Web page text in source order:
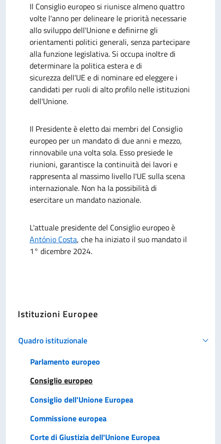
Il Consiglio europeo si riunisce almeno quattro
volte l'anno per delineare le priorità necessarie
allo sviluppo dell'Unione e definirne gli
orientamenti politici generali, senza partecipare
alla funzione legislativa. Si occupa inoltre di
determinare la politica estera e di
sicurezza dell'UE e di nominare ed eleggere i
candidati per ruoli di alto profilo nelle istituzioni
dell'Unione.
Il Presidente è eletto dai membri del Consiglio
europeo per un mandato di due anni e mezzo,
rinnovabile una volta sola. Esso presiede le
riunioni, garantisce la continuità dei lavori e
rappresenta al massimo livello l'UE sulla scena
internazionale. Non ha la possibilità di
esercitare un mandato nazionale.
L'attuale presidente del Consiglio europeo è
António Costa, che ha iniziato il suo mandato il
1° dicembre 2024.
Istituzioni Europee
Quadro istituzionale
Parlamento europeo
Consiglio europeo
Consiglio dell'Unione Europea
Commissione europea
Corte di Giustizia dell'Unione Europea